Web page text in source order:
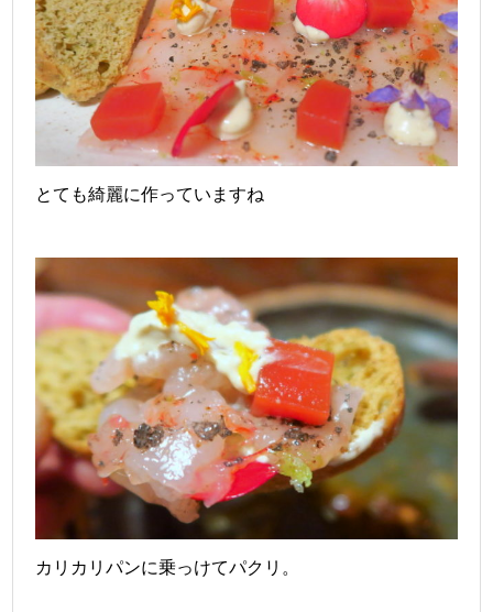
とても綺麗に作っていますね
カリカリパンに乗っけてパクリ。